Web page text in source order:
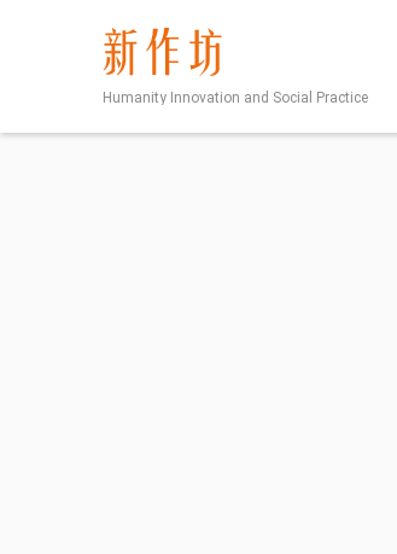
Humanity Innovation and Social Practice